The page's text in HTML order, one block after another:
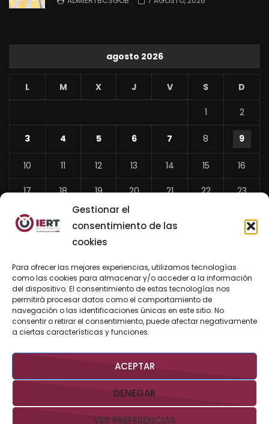
Gestionar el
consentimiento de las
cookies
Para ofrecer las mejores experiencias, utilizamos tecnologías
como las cookies para almacenar y/o acceder a la información
del dispositivo. El consentimiento de estas tecnologías nos
permitirá procesar datos como el comportamiento de
navegación o las identificaciones únicas en este sitio. No
consentir o retirar el consentimiento, puede afectar negativamente
a ciertas características y funciones.
ACEPTAR
DENEGAR
VER PREFERENCIAS
agosto 2026
L M X J V S D
1 2
3 4 5 6 7 8 9
10 11 12 13 14 15 16
17 18 19 20 21 22 23
24 26 27
«
Jul
BUSCAR AHORA